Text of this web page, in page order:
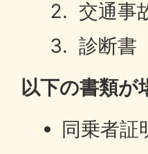
交通事
診断書
以下の書類が
同乗者証